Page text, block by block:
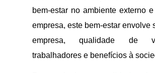
bem-estar no ambiente externo
empresa, este bem-estar envolve
empresa, qualidade de
trabalhadores e benefícios à